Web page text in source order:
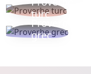
turc
Proverbe
grec